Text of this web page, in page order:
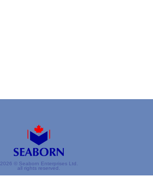
2026 © Seaborn Enterprises Ltd.
all rights reserved.